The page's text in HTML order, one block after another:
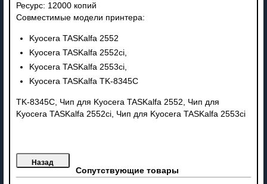
Ресурс: 12000 копий
Совместимые модели принтера:
Kyocera TASKalfa 2552
Kyocera TASKalfa 2552ci,
Kyocera TASKalfa 2553ci,
Kyocera TASKalfa TK-8345C
TK-8345C, Чип для Kyocera TASKalfa 2552, Чип для
Kyocera TASKalfa 2552ci, Чип для Kyocera TASKalfa 2553ci
Сопутствующие товары